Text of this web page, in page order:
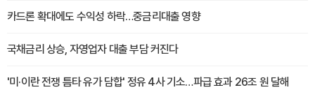
카드론 확대에도 수익성 하락…중금리대출 영향
국채금리 상승, 자영업자 대출 부담 커진다
'미·이란 전쟁 틈타 유가 담합' 정유 4사 기소…파급 효과 26조 원 달해